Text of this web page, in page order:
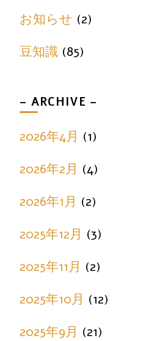
お知らせ (2)
豆知識 (85)
– ARCHIVE –
2026年4月 (1)
2026年2月 (4)
2026年1月 (2)
2025年12月 (3)
2025年11月 (2)
2025年10月 (12)
2025年9月 (21)